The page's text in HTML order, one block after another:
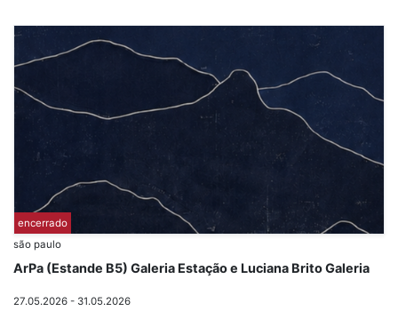
encerrado
são paulo
ArPa (Estande B5) Galeria Estação e Luciana Brito Galeria
27.05.2026 - 31.05.2026